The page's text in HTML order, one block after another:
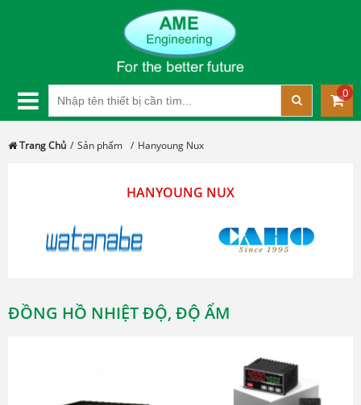
0
Trang Chủ Sản phẩm Hanyoung Nux
HANYOUNG NUX
ĐỒNG HỒ NHIỆT ĐỘ, ĐỘ ẨM